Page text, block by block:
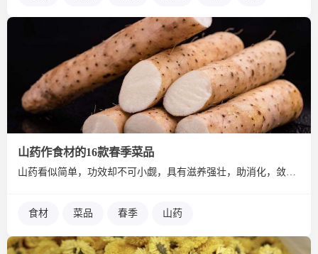
山药作食材的16款春季菜品
山药看似简单，功效却不可小觑，具有滋养强壮，助消化，敛虚汗等...
食材 菜品 春季 山药